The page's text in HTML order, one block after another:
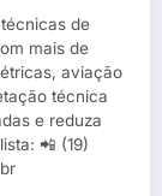
de
mais de
aviação
técnica
e reduza
📲 (19)